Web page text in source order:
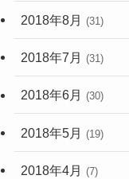
2018年8月 (31)
2018年7月 (31)
2018年6月 (30)
2018年5月 (19)
2018年4月 (7)